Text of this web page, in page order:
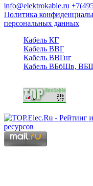
info@elektrokable.ru
Политика
персональных данных
Кабель КГ
Кабель ВВГ
Кабель ВВГнг
Кабель ВБбШв,